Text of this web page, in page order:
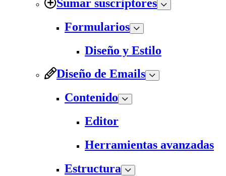
Sumar suscriptores
Formularios
Diseño y Estilo
Diseño de Emails
Contenido
Editor
Herramientas avanzadas
Estructura